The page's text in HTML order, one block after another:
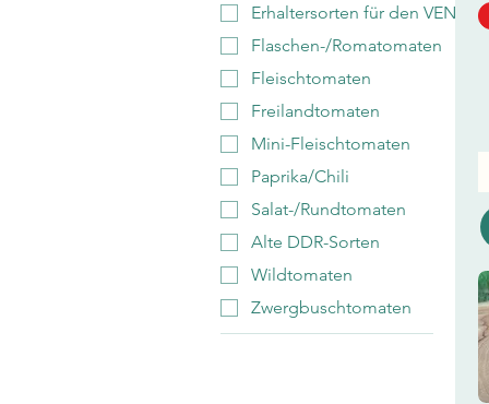
Erhaltersorten für den VEN
Flaschen-/Romatomaten
Fleischtomaten
Freilandtomaten
Mini-Fleischtomaten
Paprika/Chili
Salat-/Rundtomaten
Alte DDR-Sorten
Wildtomaten
Zwergbuschtomaten